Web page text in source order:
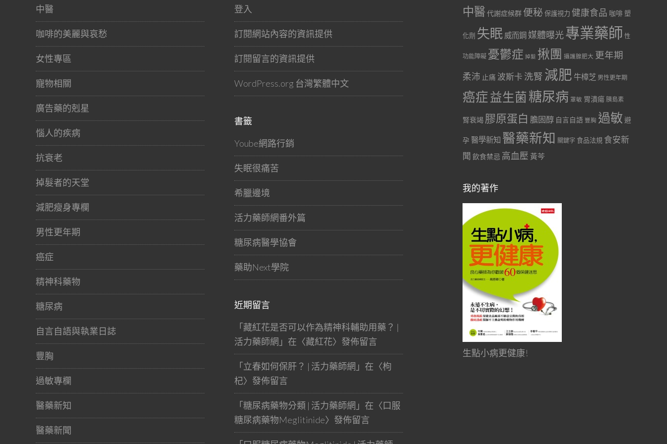
中醫
咖啡的美麗與哀愁
女性專區
寵物相關
廣告藥的剋星
惱人的疾病
抗衰老
掉髮者的天堂
減肥瘦身專欄
男性更年期
癌症
精神科藥物
糖尿病
自言自語與執業日誌
豐胸
過敏專欄
醫藥新知
醫藥新聞
登入
訂閱網站內容的資訊提供
訂閱留言的資訊提供
WordPress.org 台灣繁體中文
書籤
Yoube網路行銷
失眠很痛苦
希臘邊境
活力藥師網番外篇
糖尿病醫學協會
藥助Next學院
近期留言
「藏紅花是否可以作為精神科輔助用藥？ |
活力藥師網 」在〈藏紅花〉發佈留言
「立春如何保肝？ | 活力藥師網 」在〈枸
杞〉發佈留言
「糖尿病藥物分類 | 活力藥師網 」在〈口服
糖尿病藥物Meglitinide〉發佈留言
中醫代謝症候群 便秘 保護視力 健康食品 咖啡 塑
化劑 失眠 威而鋼 媒體曝光專業藥師 性
功能障礙 憂鬱症 掉髮 揪團 攝護腺肥大 更年期
柔沛 止痛 波斯卡 洗腎 減肥 牛樟芝 男性更年期
癌症益生菌 糖尿病 罩敏 胃潰瘍 胰島素
腎衰竭 膠原蛋白 膽固醇 自言自語 豐胸 過敏 避
孕 醫學新知 醫藥新知 關鍵字 食品法規 食安新
聞 飲食禁忌 高血壓 黃芩
我的著作
生點小病更健康!